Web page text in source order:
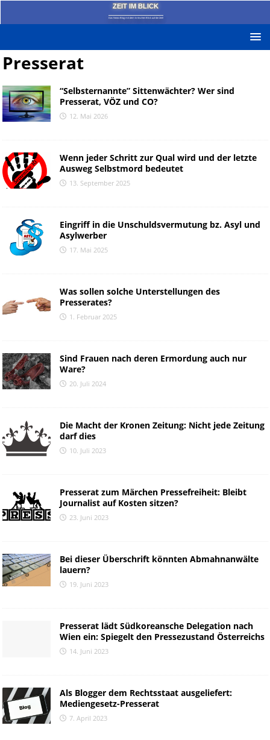
ZEIT IM BLICK
Das News-Blog mit dem kritischen Blick auf die Zeit!
Presserat
“Selbsternannte” Sittenwächter? Wer sind
Presserat, VÖZ und CO?
12. Mai 2026
Wenn jeder Schritt zur Qual wird und der letzte
Ausweg Selbstmord bedeutet
13. September 2025
Eingriff in die Unschuldsvermutung bz. Asyl und
Asylwerber
17. Mai 2025
Was sollen solche Unterstellungen des
Presserates?
1. Februar 2025
Sind Frauen nach deren Ermordung auch nur
Ware?
20. Juli 2024
Die Macht der Kronen Zeitung: Nicht jede Zeitung
darf dies
10. Juli 2023
Presserat zum Märchen Pressefreiheit: Bleibt
Journalist auf Kosten sitzen?
23. Juni 2023
Bei dieser Überschrift könnten Abmahnanwälte
lauern?
19. Juni 2023
Presserat lädt Südkoreansche Delegation nach
Wien ein: Spiegelt den Pressezustand Österreichs
14. Juni 2023
Als Blogger dem Rechtsstaat ausgeliefert:
Mediengesetz-Presserat
7. April 2023